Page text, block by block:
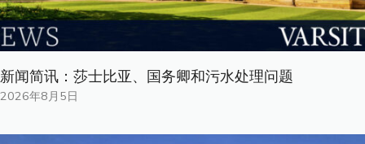
新闻简讯：莎士比亚、国务卿和污水处理问题
2026年8月5日